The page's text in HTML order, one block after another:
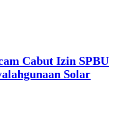
Cabut Izin SPBU
Solar